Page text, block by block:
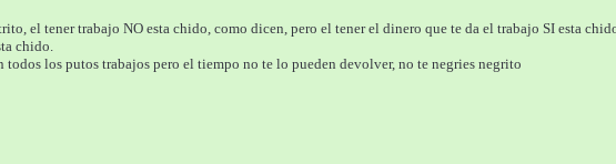
el tener trabajo NO esta chido, como dicen, pero el tener el dinero que te da el trabajo SI esta
chido.
todos los putos trabajos pero el tiempo no te lo pueden devolver, no te negries negrito